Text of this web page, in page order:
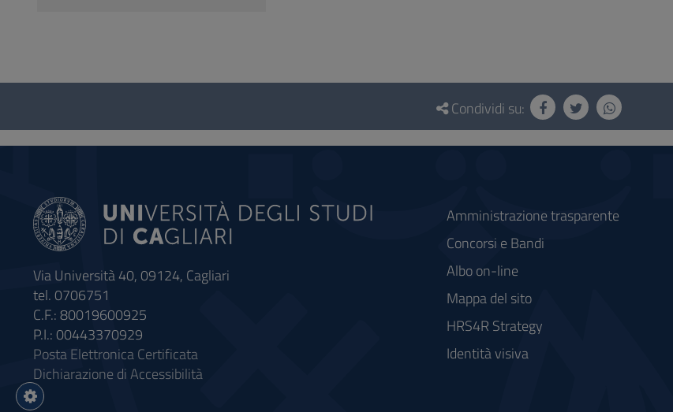
Questionario
social
Condividi su:
Via Università 40, 09124, Cagliari
tel. 0706751
C.F.: 80019600925
P.I.: 00443370929
Posta Elettronica Certificata
Dichiarazione di Accessibilità
Amministrazione trasparente
Concorsi e Bandi
Albo on-line
Mappa del sito
HRS4R Strategy
Identità visiva
Impostazioni